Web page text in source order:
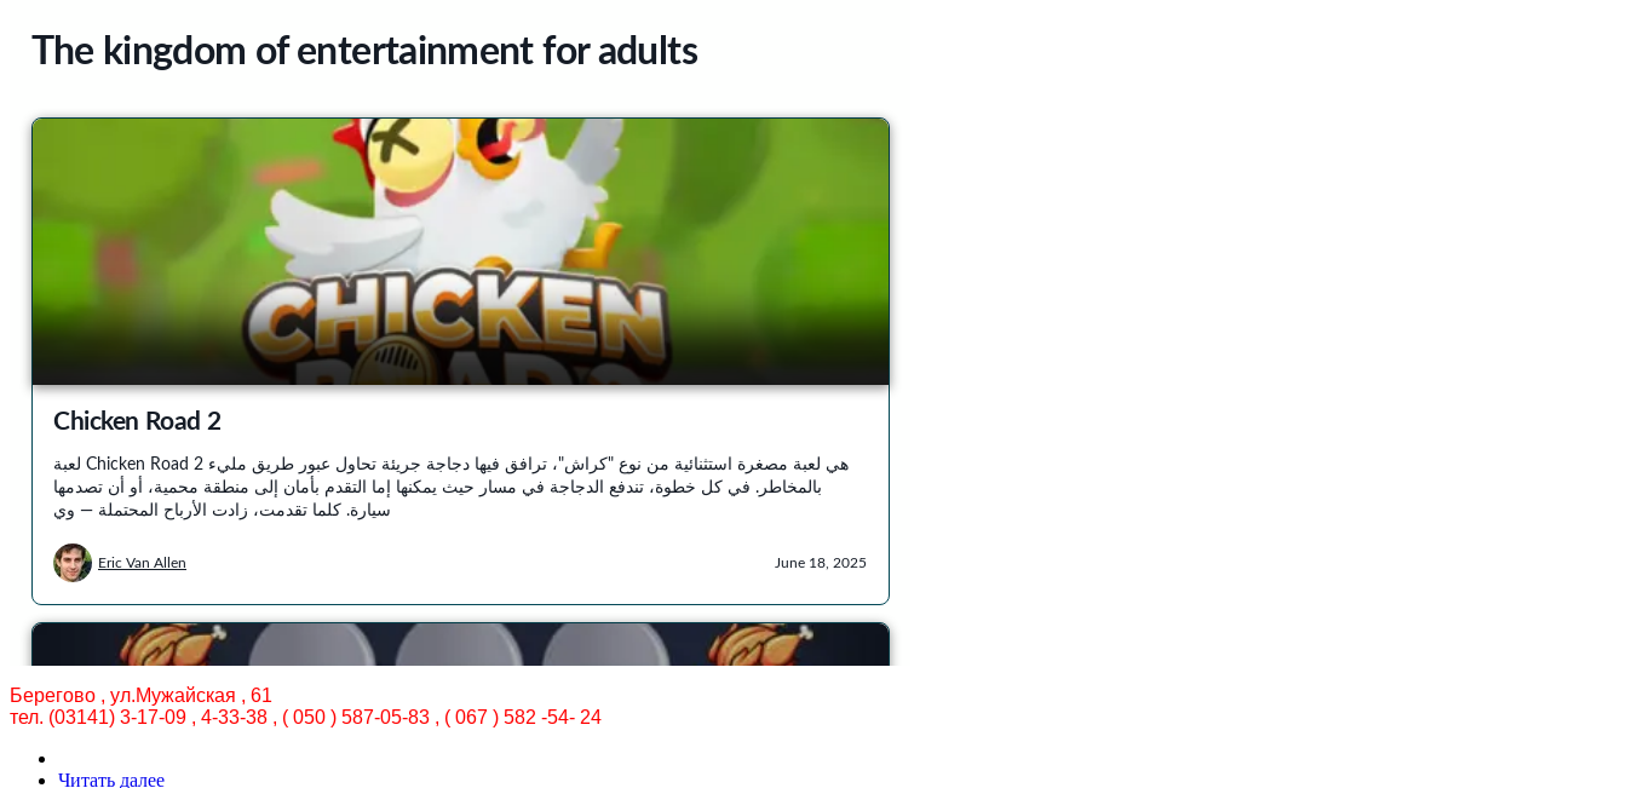
Берегово , ул.Мужайская , 61
тел. (03141) 3-17-09 , 4-33-38 , ( 050 ) 587-05-83 , ( 067 ) 582 -54- 24
Читать далее